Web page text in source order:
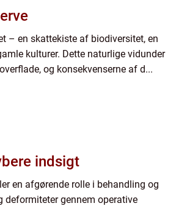
– en skattekiste af biodiversitet, en
kulturer. Dette naturlige vidunder
og konsekvenserne af d...
indsigt
en afgørende rolle i behandling og
gennem operative